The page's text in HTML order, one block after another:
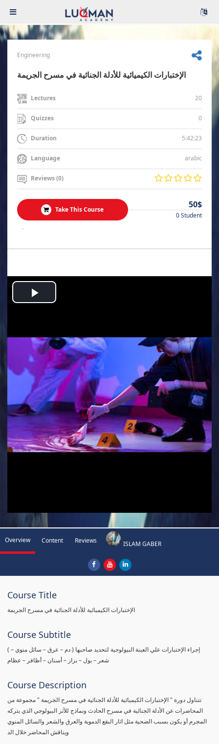
Engineering
الإختبارات الكيميائية للأدلة الجنائية في مسرح الجريمة
Lectures 20
Quizzes 0
Duration 5:42:23
Language arabic
Reviews (0)
Take This Course 50$
0 Student
.
Play
Overview Content Reviews ISLAM GABER
Course Title
الإختبارات الكيميائية للأدلة الجنائية في مسرح الجريمة
Course Subtitle
( إجراء الإختبارات علي العينة البيولوجية لتحديد صاحبها ( دم – عرق – سائل منوي –
شعر – بول – براز – أسنان – أظافر – عظام
Course Description
تتناول دورة " الإختبارات الكيميائية للأدلة الجنائية في مسرح الجريمة " مجموعة من
المحاضرات عن الأدلة الجنائية في مسرح الحادث ونماذج للأثر البيولوجي الذي يتركه
المجرم أو يكون بسبب الضحية مثل اثار البقع الدموية والعرق والشعر والسائل المنوي
ويناقش المحاضر خلال الد